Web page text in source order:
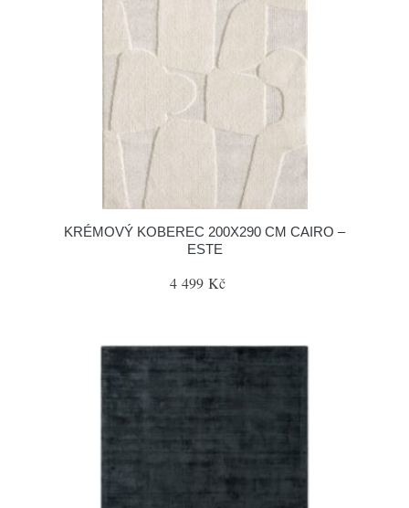
KRÉMOVÝ KOBEREC 200X290 CM CAIRO –
ESTE
4 499 Kč